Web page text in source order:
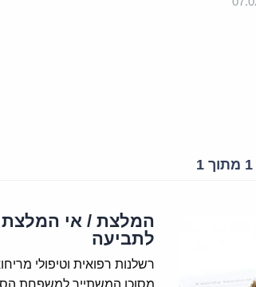
המלצת / אי המלצת
לתביעה
רשלנות רפואית וטיפולי
מסוכן המשתייך למשפחת